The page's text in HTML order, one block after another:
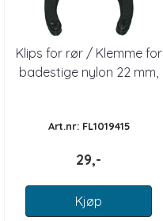
Klips for rør / Klemme for
badestige nylon 22 mm,
Art.nr: FL1019415
29,-
Kjøp